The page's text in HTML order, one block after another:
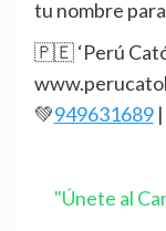
tu nombre
🇵🇪 ‘Perú
💚949631689|
"Únete al